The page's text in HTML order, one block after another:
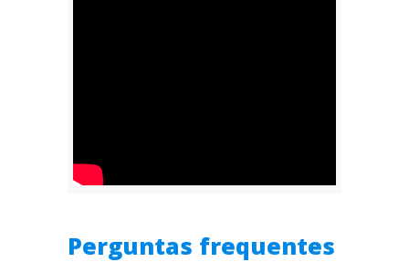
Perguntas frequentes